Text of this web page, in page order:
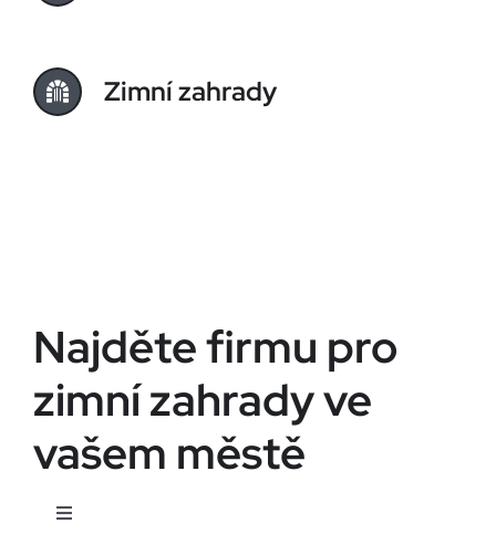
Zimní zahrady
Najděte firmu pro
zimní zahrady ve
vašem městě
Toggle